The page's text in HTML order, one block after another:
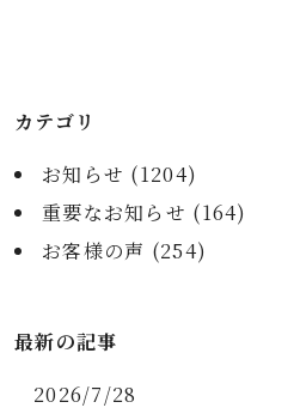
カテゴリ
お知らせ (1204)
重要なお知らせ (164)
お客様の声 (254)
最新の記事
2026/7/28